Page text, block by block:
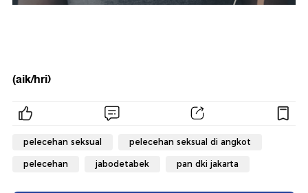
(aik/hri)
pelecehan seksual pelecehan seksual di angkot
pelecehan jabodetabek pan dki jakarta